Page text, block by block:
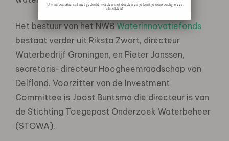
Het bestuur van het NWBWaterinnovatiefonds
bestaat verder uit Riksta Zwart, directeur
Waterbedrijf Groningen, en Pieter Janssen,
secretaris-directeur Hoogheemraadschap van
Delfland. Voorzitter van de Investment
Committee is Joost Buntsma die directeur is van
de Stichting Toegepast Onderzoek Waterbeheer
(STOWA).
Uw informatie zal niet gedeeld worden met derden en je kunt je eenvoudig weer
afmelden!